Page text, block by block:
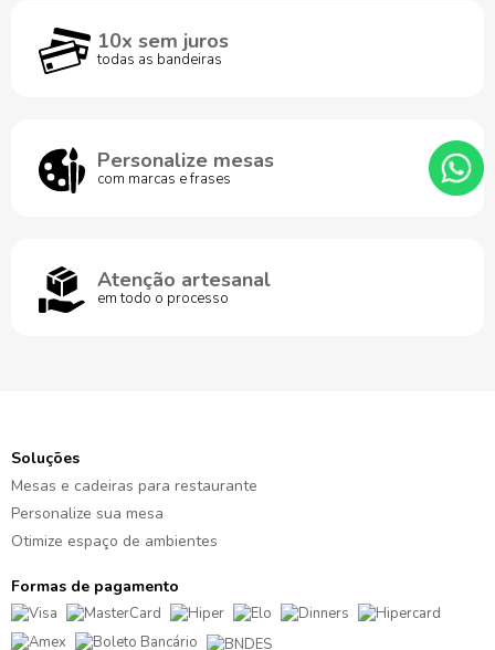
10x sem juros
todas as bandeiras
Personalize mesas
com marcas e frases
Atenção artesanal
em todo o processo
Soluções
Mesas e cadeiras para restaurante
Personalize sua mesa
Otimize espaço de ambientes
Formas de pagamento